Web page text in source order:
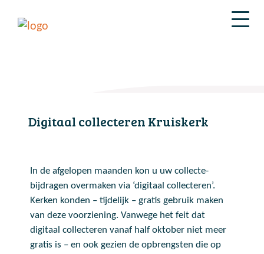
Digitaal collecteren Kruiskerk
In de afgelopen maanden kon u uw collecte-
bijdragen overmaken via ‘digitaal collecteren’.
Kerken konden – tijdelijk – gratis gebruik maken
van deze voorziening. Vanwege het feit dat
digitaal collecteren vanaf half oktober niet meer
gratis is – en ook gezien de opbrengsten die op